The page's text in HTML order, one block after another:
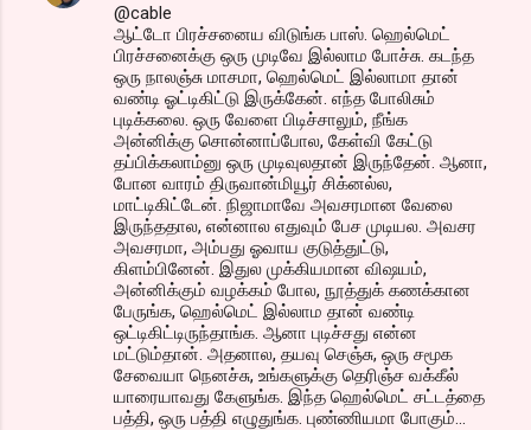
@cable
ஆட்டோ பிரச்சனைய விடுங்க பாஸ். ஹெல்மெட்
பிரச்சனைக்கு ஒரு முடிவே இல்லாம போச்சு. கடந்த
ஒரு நாலஞ்சு மாசமா, ஹெல்மெட் இல்லாமா தான்
வண்டி ஓட்டிகிட்டு இருக்கேன். எந்த போலிசும்
புடிக்கலை. ஒரு வேளை பிடிச்சாலும், நீங்க
அன்னிக்கு சொன்னாப்போல, கேள்வி கேட்டு
தப்பிக்கலாம்னு ஒரு முடிவுலதான் இருந்தேன். ஆனா,
போன வாரம் திருவான்மியூர் சிக்னல்ல,
மாட்டிகிட்டேன். நிஜாமாவே அவசரமான வேலை
இருந்ததால, என்னால எதுவும் பேச முடியல. அவசர
அவசரமா, அம்பது ஓவாய குடுத்துட்டு,
கிளம்பினேன். இதுல முக்கியமான விஷயம்,
அன்னிக்கும் வழக்கம் போல, நூத்துக் கணக்கான
பேருங்க, ஹெல்மெட் இல்லாம தான் வண்டி
ஒட்டிகிட்டிருந்தாங்க. ஆனா புடிச்சது என்ன
மட்டும்தான். அதனால, தயவு செஞ்சு, ஒரு சமூக
சேவையா நெனச்சு, உங்களுக்கு தெரிஞ்ச வக்கீல்
யாரையாவது கேளுங்க. இந்த ஹெல்மெட் சட்டத்தை
பத்தி, ஒரு பத்தி எழுதுங்க. புண்ணியமா போகும்...